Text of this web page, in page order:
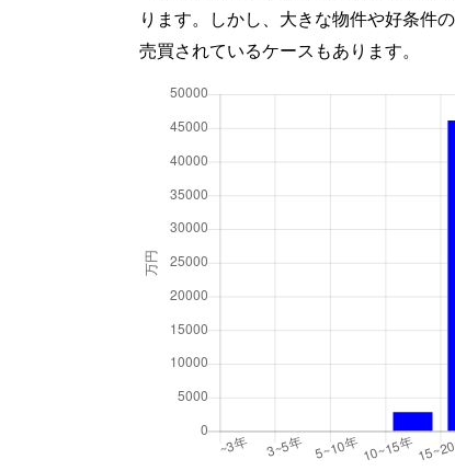
ります。しかし、大きな物件や好条件
売買されているケースもあります。